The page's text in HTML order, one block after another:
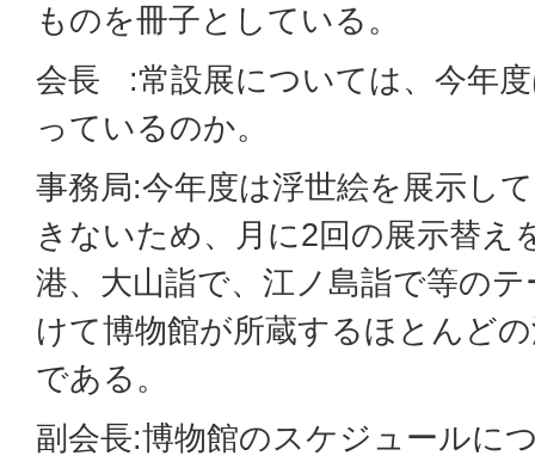
ものを冊子としている。
会長 :常設展については、今年
っているのか。
事務局:今年度は浮世絵を展示し
きないため、月に2回の展示替え
港、大山詣で、江ノ島詣で等の
けて博物館が所蔵するほとんど
である。
副会長:博物館のスケジュールに